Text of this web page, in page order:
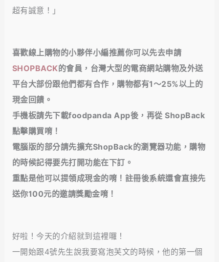
超有誠意！」
喜歡線上購物的小夥伴小編推薦你可以先去申請
SHOPBACK的會員，台灣大型的電商網站購物及外送
平台大部份跟他們都有合作，購物都有1～25%以上的
現金回饋 。
手機板請先下載foodpanda App後，再從 ShopBack
點擊購買唷！
電腦版的部分請先擴充ShopBack的瀏覽器功能，購物
的時候記得要先打開功能在下訂。
重點是他可以提領成現金的唷！註冊後系統還會直接先
送你100元的邀請獎勵金唷！
好啦！今天的介紹就到這裡囉！
一開始跟4號先生說我要寫泡芙文的時候，他的第一個